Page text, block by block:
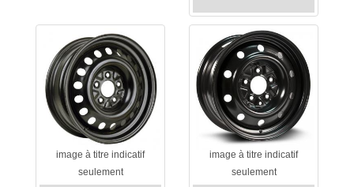
image à titre indicatif
seulement
image à titre indicatif
seulement